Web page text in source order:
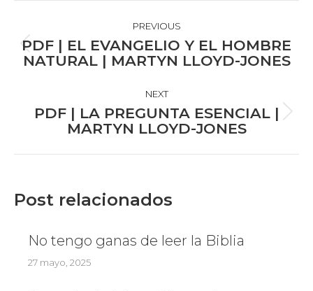
NAVIGATIONPREVIOUS
Previous
PDF | EL EVANGELIO Y EL HOMBRE
NATURAL | MARTYN LLOYD-JONES
NEXT
Next
PDF | LA PREGUNTA ESENCIAL |
MARTYN LLOYD-JONES
Post relacionados
No tengo ganas de leer la Biblia
27 mayo, 2025